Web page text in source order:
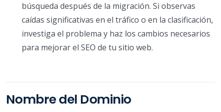
búsqueda después de la migración. Si observas
caídas significativas en el tráfico o en la clasificación,
investiga el problema y haz los cambios necesarios
para mejorar el SEO de tu sitio web.
Nombre del Dominio